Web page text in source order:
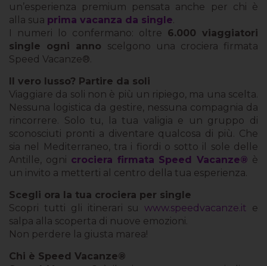
un’esperienza premium pensata anche per chi è
alla sua prima vacanza da single.
I numeri lo confermano: oltre 6.000 viaggiatori
single ogni anno scelgono una crociera firmata
Speed Vacanze®.
Il vero lusso? Partire da soli
Viaggiare da soli non è più un ripiego, ma una scelta.
Nessuna logistica da gestire, nessuna compagnia da
rincorrere. Solo tu, la tua valigia e un gruppo di
sconosciuti pronti a diventare qualcosa di più. Che
sia nel Mediterraneo, tra i fiordi o sotto il sole delle
Antille, ogni crociera firmata Speed Vacanze® è
un invito a metterti al centro della tua esperienza.
Scegli ora la tua crociera per single
Scopri tutti gli itinerari suwww.speedvacanze.it e
salpa alla scoperta di nuove emozioni.
Non perdere la giusta marea!
Chi è Speed Vacanze®